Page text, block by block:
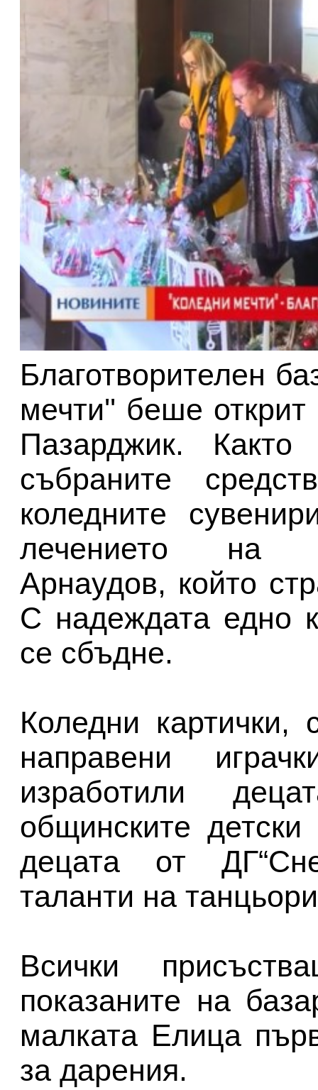
Благотвoрителен
мечти'' беше
Пазарджик.
събраните
коледните
лечението на
Арнаудов, който
С надеждата едно
се сбъдне.
Коледни
направени
изработили
общинските
децата от
таланти на
Всички
показаните на
малката Елица
за дарения.